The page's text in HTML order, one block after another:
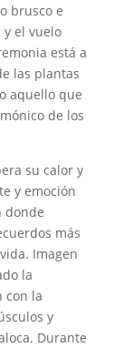
brusco e
el vuelo
está a
las plantas
aquello que
de los
su calor y
y emoción
donde
más
Imagen
la
con la
y
Durante